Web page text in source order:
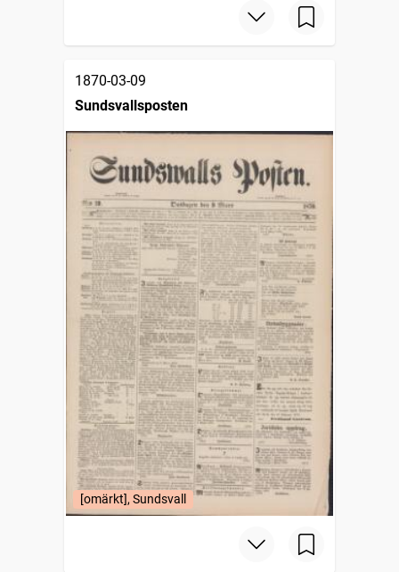
1870-03-09
Sundsvallsposten
[omärkt], Sundsvall